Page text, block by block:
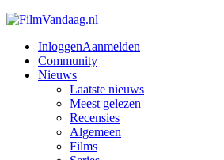
InloggenAanmelden
Community
Nieuws
Laatste nieuws
Meest gelezen
Recensies
Algemeen
Films